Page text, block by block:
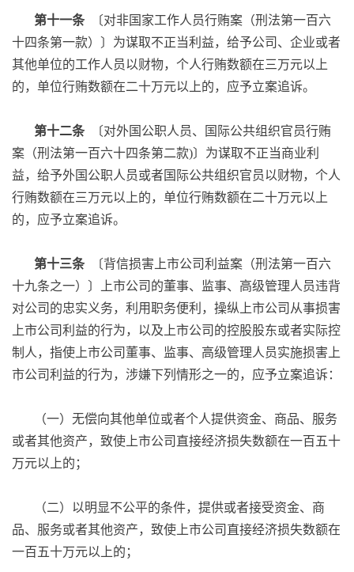
第十一条 〔对非国家工作人员行贿案（刑法第一百六
十四条第一款）〕为谋取不正当利益，给予公司、企业或者
其他单位的工作人员以财物，个人行贿数额在三万元以上
的，单位行贿数额在二十万元以上的，应予立案追诉。
第十二条 〔对外国公职人员、国际公共组织官员行贿
案（刑法第一百六十四条第二款)〕为谋取不正当商业利
益，给予外国公职人员或者国际公共组织官员以财物，个人
行贿数额在三万元以上的，单位行贿数额在二十万元以上
的，应予立案追诉。
第十三条 〔背信损害上市公司利益案（刑法第一百六
十九条之一）〕上市公司的董事、监事、高级管理人员违背
对公司的忠实义务，利用职务便利，操纵上市公司从事损害
上市公司利益的行为，以及上市公司的控股股东或者实际控
制人，指使上市公司董事、监事、高级管理人员实施损害上
市公司利益的行为，涉嫌下列情形之一的，应予立案追诉：
（一）无偿向其他单位或者个人提供资金、商品、服务
或者其他资产，致使上市公司直接经济损失数额在一百五十
万元以上的；
（二）以明显不公平的条件，提供或者接受资金、商
品、服务或者其他资产，致使上市公司直接经济损失数额在
一百五十万元以上的；